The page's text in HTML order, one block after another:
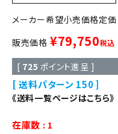
定価
販売価格 ¥79,750税込
[ 725 ポイント進呈 ]
送料パターン 150
《送料一覧ページはこちら》
在庫数
1